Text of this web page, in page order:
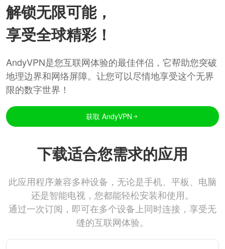
解锁无限可能，
享受全球精彩！
AndyVPN是您互联网体验的最佳伴侣，它帮助您突破
地理边界和网络屏障。让您可以尽情地享受这个无界
限的数字世界！
获取 AndyVPN
下载适合您需求的应用
此应用程序兼容多种设备，无论是手机、平板、电脑
还是智能电视，您都能轻松安装和使用。
通过一次订阅，即可在多个设备上同时连接，享受无
缝的互联网体验。